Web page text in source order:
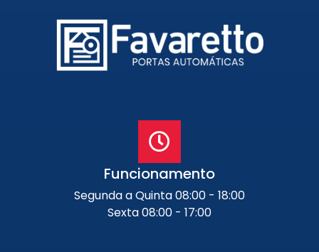
Funcionamento
Segunda a Quinta 08:00 - 18:00
Sexta 08:00 - 17:00